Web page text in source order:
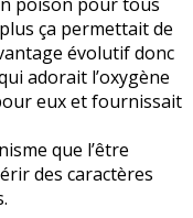
ça permettait de
évolutif donc
adorait l’oxygène
eux et fournissait
que l’être
des caractères